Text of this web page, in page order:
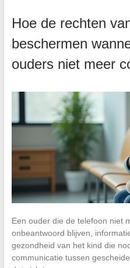
Hoe de rechten
beschermen
ouders niet meer
Een ouder die de telefoon niet
onbeantwoord blijven,
gezondheid van het kind die
communicatie tussen